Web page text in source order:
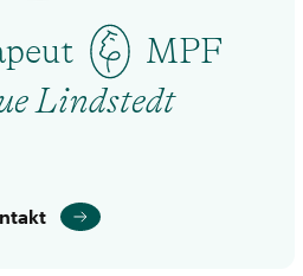
MPF
Lindstedt